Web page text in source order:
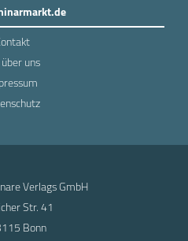
uns
Verlags GmbH
Str. 41
Bonn